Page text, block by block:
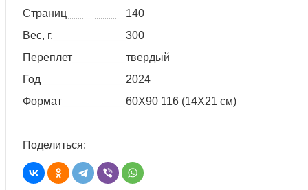
Страниц
140
Вес, г.
300
Переплет
твердый
Год
2024
Формат
60X90 116 (14Х21 см)
Поделиться: